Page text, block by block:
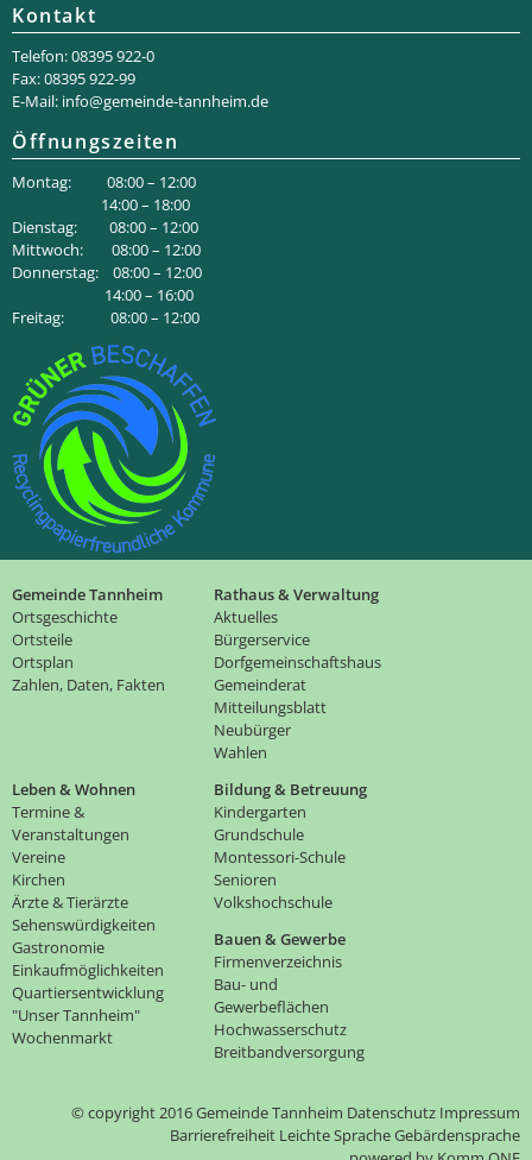
Kontakt
Telefon: 08395 922-0
Fax: 08395 922-99
E-Mail: info@gemeinde-tannheim.de
Öffnungszeiten
Montag: 08:00 – 12:00
14:00 – 18:00
Dienstag: 08:00 – 12:00
Mittwoch: 08:00 – 12:00
Donnerstag: 08:00 – 12:00
14:00 – 16:00
Freitag: 08:00 – 12:00
Gemeinde Tannheim
Ortsgeschichte
Ortsteile
Ortsplan
Zahlen, Daten, Fakten
Rathaus & Verwaltung
Aktuelles
Bürgerservice
Dorfgemeinschaftshaus
Gemeinderat
Mitteilungsblatt
Neubürger
Wahlen
Leben & Wohnen
Termine &
Veranstaltungen
Vereine
Kirchen
Ärzte & Tierärzte
Sehenswürdigkeiten
Gastronomie
Einkaufmöglichkeiten
Quartiersentwicklung
"Unser Tannheim"
Wochenmarkt
Bildung & Betreuung
Kindergarten
Grundschule
Montessori-Schule
Senioren
Volkshochschule
Bauen & Gewerbe
Firmenverzeichnis
Bau- und
Gewerbeflächen
Hochwasserschutz
Breitbandversorgung
© copyright 2016 Gemeinde Tannheim Datenschutz Impressum
Barrierefreiheit Leichte SpracheGebärdensprache